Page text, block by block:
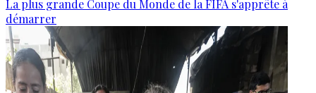
La plus grande Coupe du Monde de la FIFA s'apprête à
démarrer